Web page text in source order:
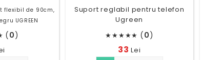
flexibil de 90cm,
UGREEN
(0)
Suport reglabil pentru telefon
Ugreen
★★★★★ (0)
33Lei